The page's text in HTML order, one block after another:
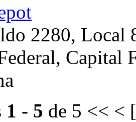
2280, Local
Capital
1 - 5 de 5 << < [